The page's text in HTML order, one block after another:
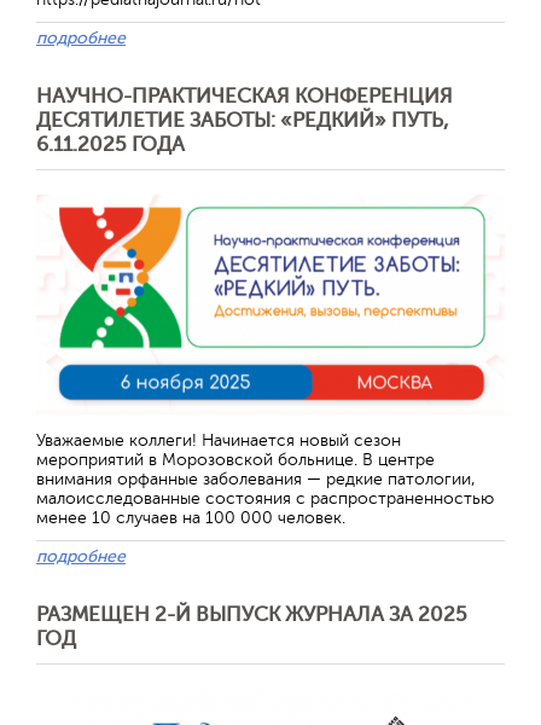
подробнее
НАУЧНО-ПРАКТИЧЕСКАЯ КОНФЕРЕНЦИЯ
ДЕСЯТИЛЕТИЕ ЗАБОТЫ: «РЕДКИЙ» ПУТЬ,
6.11.2025 ГОДА
Уважаемые коллеги! Начинается новый сезон
мероприятий в Морозовской больнице. В центре
внимания орфанные заболевания — редкие патологии,
малоисследованные состояния с распространенностью
менее 10 случаев на 100 000 человек.
подробнее
РАЗМЕЩЕН 2-Й ВЫПУСК ЖУРНАЛА ЗА 2025
ГОД